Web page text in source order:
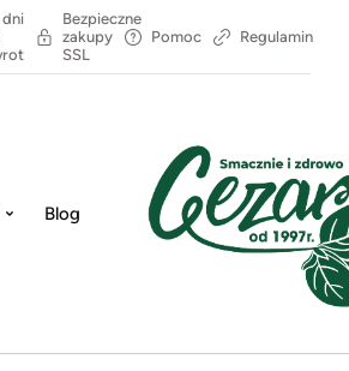
dni
Bezpieczne
zakupy
SSL
Pomoc Regulamin
Blog